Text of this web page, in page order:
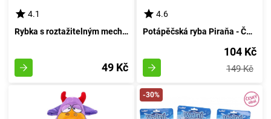
4.1
Rybka s roztažitelným mechanismem 11 cm
49 Kč
4.6
Potápěčská ryba Piraňa - Český obal
104 Kč
149 Kč
-30%